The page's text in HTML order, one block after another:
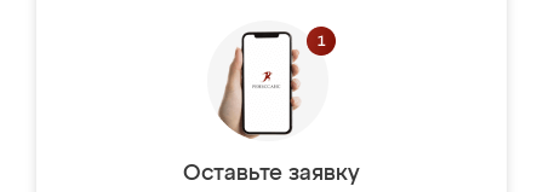
Оставьте заявку